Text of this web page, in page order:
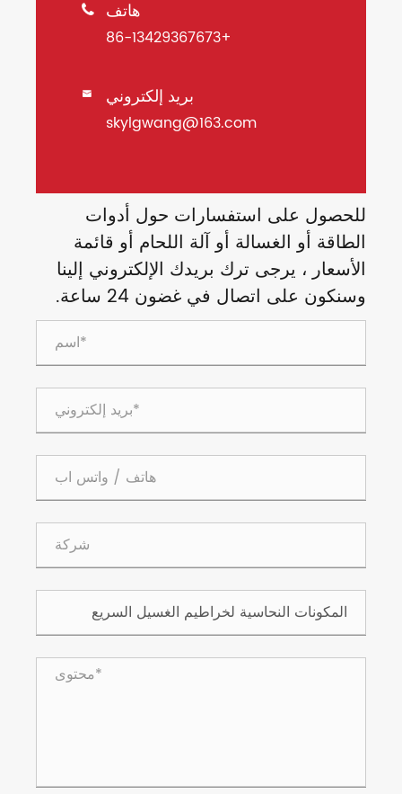
 هاتف
+86-13429367673
 بريد إلكتروني
skylgwang@163.com
للحصول على استفسارات حول أدوات
الطاقة أو الغسالة أو آلة اللحام أو قائمة
الأسعار ، يرجى ترك بريدك الإلكتروني إلينا
وسنكون على اتصال في غضون 24 ساعة.